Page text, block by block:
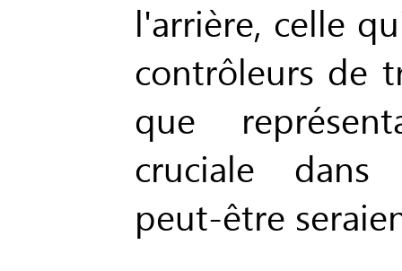
l'arrière, celle
contrôleurs de
que
cruciale dans
peut-être